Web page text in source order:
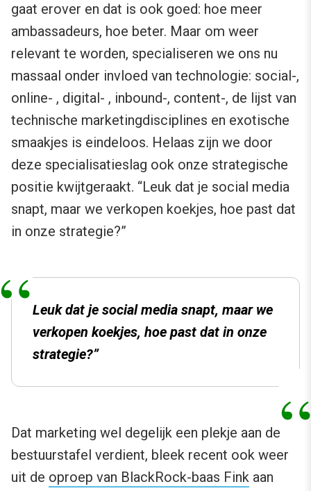
gaat erover en dat is ook goed: hoe meer
ambassadeurs, hoe beter. Maar om weer
relevant te worden, specialiseren we ons nu
massaal onder invloed van technologie: social-,
online- , digital- , inbound-, content-, de lijst van
technische marketingdisciplines en exotische
smaakjes is eindeloos. Helaas zijn we door
deze specialisatieslag ook onze strategische
positie kwijtgeraakt. “Leuk dat je social media
snapt, maar we verkopen koekjes, hoe past dat
in onze strategie?”
Leuk dat je social media snapt, maar we
verkopen koekjes, hoe past dat in onze
strategie?”
Dat marketing wel degelijk een plekje aan de
bestuurstafel verdient, bleek recent ook weer
uit de oproep van BlackRock-baas Fink aan